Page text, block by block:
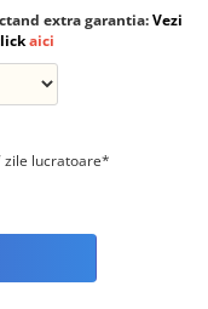
extra garantia:Vezi
aici
lucratoare*